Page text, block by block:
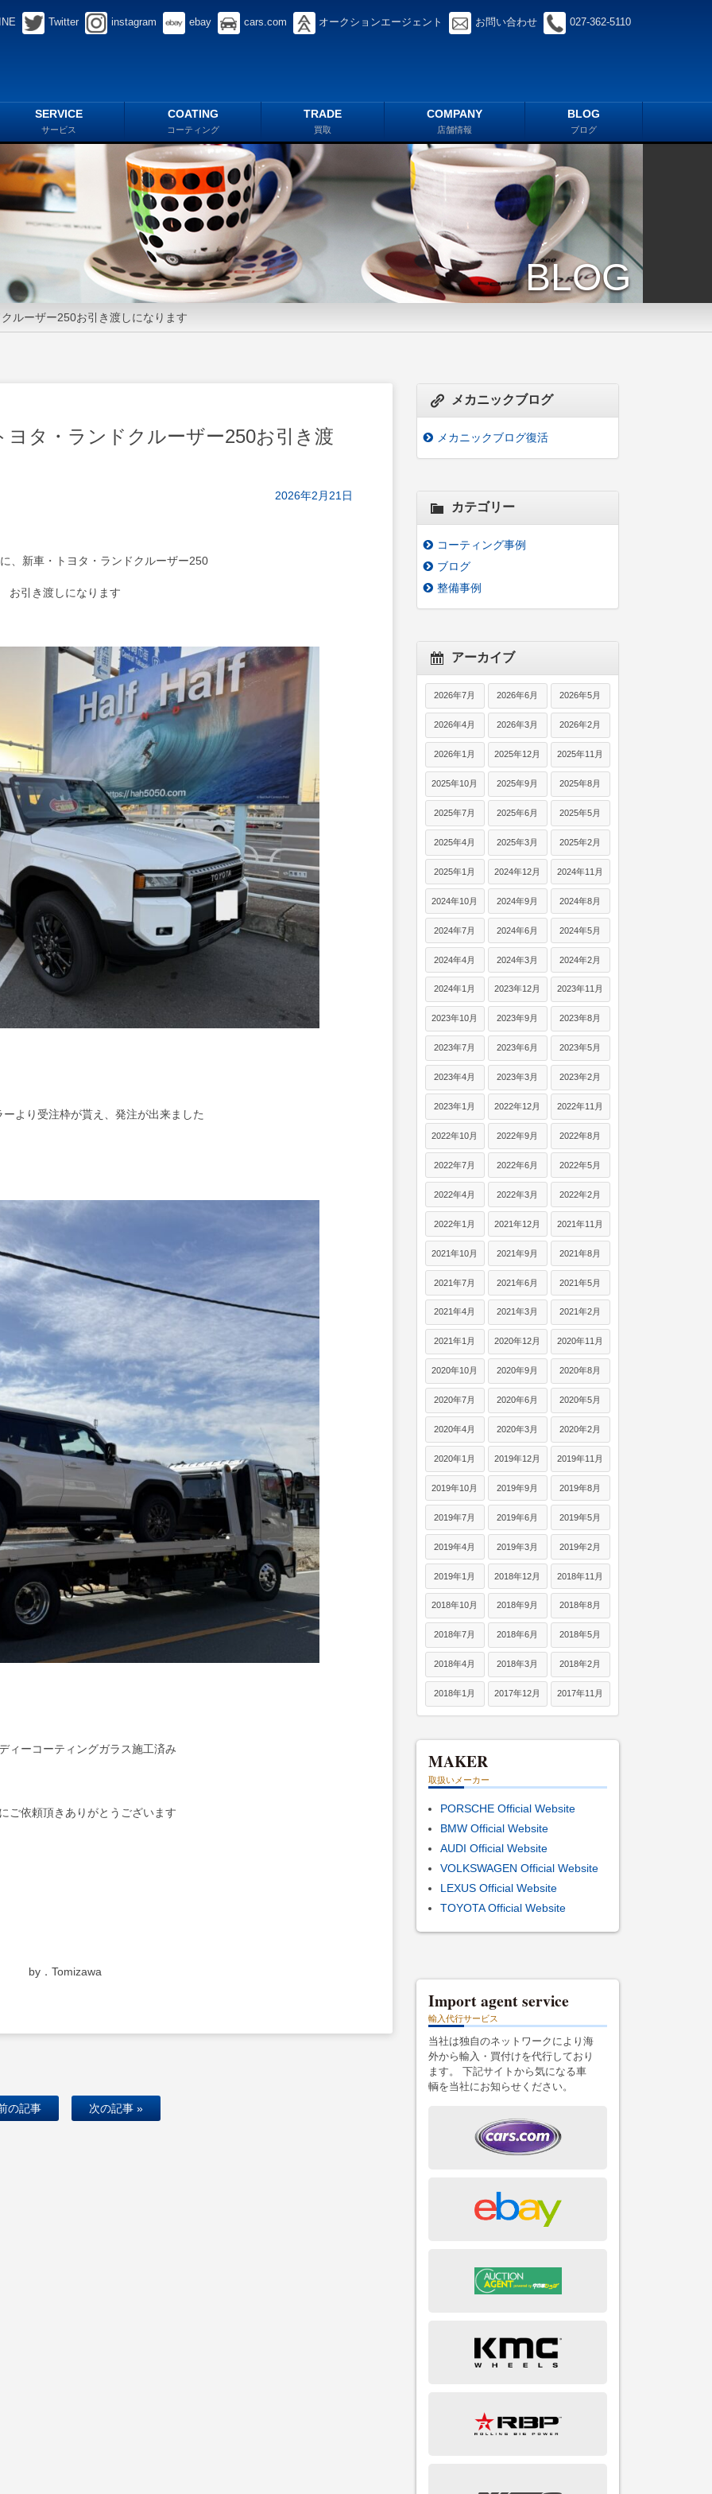
Twitter instagram ebay cars.com オークションエージェント お問い合わせ 027-362-5110
SERVICE
サービス
COATING
コーティング
TRADE
買取
COMPANY
店舗情報
BLOG
ブログ
BLOG
ルーザー250お引き渡しになります
ヨタ・ランドクルーザー250お引き渡
2026年2月21日
、新車・トヨタ・ランドクルーザー250
お引き渡しになります
より受注枠が貰え、発注が出来ました
ィーコーティングガラス施工済み
ご依頼頂きありがとうございます
by．Tomizawa
の記事 次の記事 »
メカニックブログ
メカニックブログ復活
カテゴリー
コーティング事例
ブログ
整備事例
アーカイブ
2026年7月 2026年6月 2026年5月
2026年4月 2026年3月 2026年2月
2026年1月 2025年12月 2025年11月
2025年10月 2025年9月 2025年8月
2025年7月 2025年6月 2025年5月
2025年4月 2025年3月 2025年2月
2025年1月 2024年12月 2024年11月
2024年10月 2024年9月 2024年8月
2024年7月 2024年6月 2024年5月
2024年4月 2024年3月 2024年2月
2024年1月 2023年12月 2023年11月
2023年10月 2023年9月 2023年8月
2023年7月 2023年6月 2023年5月
2023年4月 2023年3月 2023年2月
2023年1月 2022年12月 2022年11月
2022年10月 2022年9月 2022年8月
2022年7月 2022年6月 2022年5月
2022年4月 2022年3月 2022年2月
2022年1月 2021年12月 2021年11月
2021年10月 2021年9月 2021年8月
2021年7月 2021年6月 2021年5月
2021年4月 2021年3月 2021年2月
2021年1月 2020年12月 2020年11月
2020年10月 2020年9月 2020年8月
2020年7月 2020年6月 2020年5月
2020年4月 2020年3月 2020年2月
2020年1月 2019年12月 2019年11月
2019年10月 2019年9月 2019年8月
2019年7月 2019年6月 2019年5月
2019年4月 2019年3月 2019年2月
2019年1月 2018年12月 2018年11月
2018年10月 2018年9月 2018年8月
2018年7月 2018年6月 2018年5月
2018年4月 2018年3月 2018年2月
2018年1月 2017年12月 2017年11月
MAKER
取扱いメーカー
PORSCHE Official Website
BMW Official Website
AUDI Official Website
VOLKSWAGEN Official Website
LEXUS Official Website
TOYOTA Official Website
Import agent service
輸入代行サービス
当社は独自のネットワークにより海
外から輸入・買付けを代行しており
ます。 下記サイトから気になる車
輌を当社にお知らせください。